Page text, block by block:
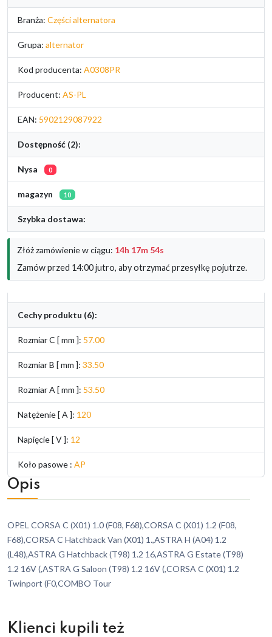
Branża: Części alternatora
Grupa: alternator
Kod producenta: A0308PR
Producent: AS-PL
EAN: 5902129087922
Dostępność (2):
Nysa 0
magazyn 10
Szybka dostawa:
Złóż zamówienie w ciągu: 14h 17m 53s
Zamów przed 14:00 jutro, aby otrzymać przesyłkę pojutrze.
Cechy produktu (6):
Rozmiar C [ mm ]: 57.00
Rozmiar B [ mm ]: 33.50
Rozmiar A [ mm ]: 53.50
Natężenie [ A ]: 120
Napięcie [ V ]: 12
Koło pasowe : AP
Opis
OPEL CORSA C (X01) 1.0 (F08, F68),CORSA C (X01) 1.2 (F08,
F68),CORSA C Hatchback Van (X01) 1.,ASTRA H (A04) 1.2
(L48),ASTRA G Hatchback (T98) 1.2 16,ASTRA G Estate (T98)
1.2 16V (,ASTRA G Saloon (T98) 1.2 16V (,CORSA C (X01) 1.2
Twinport (F0,COMBO Tour
Klienci kupili też